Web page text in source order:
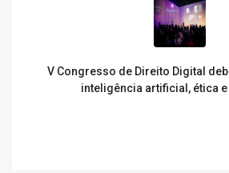
V Congresso de Direito Digital
inteligência artificial, ética